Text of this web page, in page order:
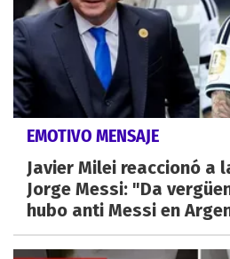
EMOTIVO MENSAJE
Javier Milei reaccionó a
Jorge Messi: "Da
hubo anti Messi en